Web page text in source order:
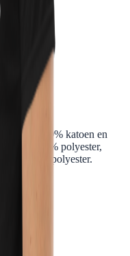
Grey is 90% katoen en
en 1% polyester,
en 50% polyester.